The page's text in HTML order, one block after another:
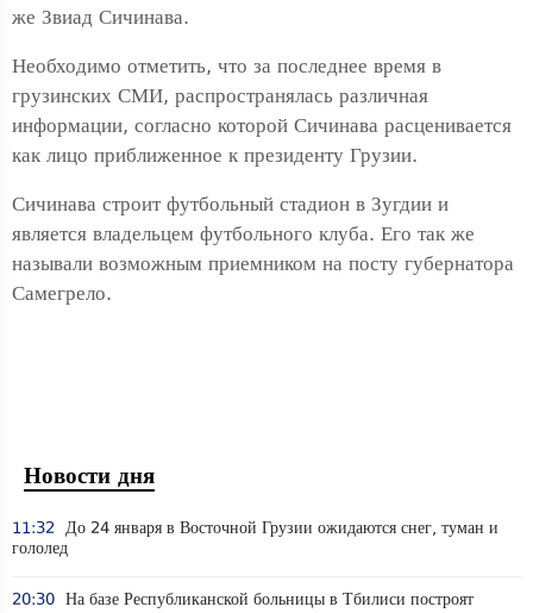
же Звиад Сичинава.
Необходимо отметить, что за последнее время в
грузинских СМИ, распространялась различная
информации, согласно которой Сичинава расценивается
как лицо приближенное к президенту Грузии.
Сичинава строит футбольный стадион в Зугдии и
является владельцем футбольного клуба. Его так же
называли возможным приемником на посту губернатора
Самегрело.
Новости дня
11:32 До 24 января в Восточной Грузии ожидаются снег, туман и
гололед
20:30 На базе Республиканской больницы в Тбилиси построят